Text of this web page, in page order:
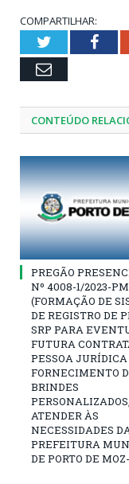
COMPARTILHAR:
Twitter
Email
CONTEÚDO
PREGÃO
Nº 4008-1/2023-
(FORMAÇÃO DE
DE REGISTRO DE
SRP PARA
FUTURA
PESSOA
FORNECIMENTO
BRINDES
ATENDER ÀS
NECESSIDADES
PREFEITURA
DE PORTO DE